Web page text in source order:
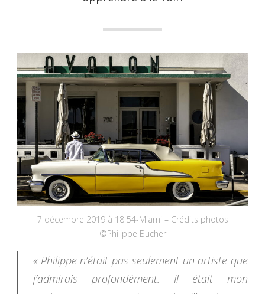
7 décembre 2019 à 18 54-Miami – Crédits photos
©Philippe Bucher
« Philippe n’était pas seulement un artiste que
j’admirais profondément. Il était mon